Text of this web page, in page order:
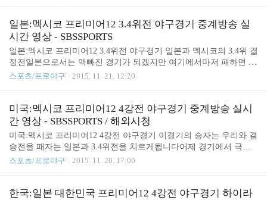
의 노려한 용병술도 대단..포지션별로 선수만 따지고
선수층이나 지원 홈그라운드라는 이점까지 작용한데
다 개최국이라는 이점으로 경기외..
이번대회 메이저리그 40인 로스터에 들어가는 선수
들이 나오지 않았기에 평소의 우리가 하던대로 경기
하면 승산이 높은데 초반의 예봉만 꺽고 결정적인 심
판의 편파만 없다면 충분히 승리할 것으로 예상김광
현은 명예회복의 좋은 기회가 될 경기로 호투하길 기
대초반에 복통으로 컨디션이 안좋았던 이용규와 메
을 기대결승전에는 일본전 멤버중에서 민병헌대신
손아섭이 선발출전 미국선발은 세고비아로 이번대회
2게임에서 방어율 0.82를 기..
일본:멕시코 프리미어12 3.4위전 야구경기 중계방송 실
시간 영상 - SBSSPORTS
일본:멕시코 프리미어12 3.4위전 야구경기 일본과 멕시코의 3.4위 결
정전일본으로서는 맥빠진 경기가 되겠지만 여기에서마저 패하면 더
힘들어질듯..경기는 결과가 나와봐야 아는것 한국:일본 4강전 하이
0 일본 vs 멕시코 결승 11/21 19:00 대한민국 vs 미국 경기 일정 보기 -
http://premier12.wbsc.org/en/tournaments/2015-premier12/schedule-resul
ts/2015-premier12-finals.html경기 중계방송 보기 - http://www.pooq.c
o.kr/premier12/ (로그인필요)S..
스포츠/프로야구 2015. 11. 21. 12:20
미국:멕시코 프리미어12 4강전 야구경기 중계방송 실시
간 영상 - SBSSPORTS / 해외시청
미국:멕시코 프리미어12 4강전 야구경기 이경기의 승자는 우리와 결
승전을 패자는 일본과 3.4위전을 치르게됩니다어제 경기에서 극적
으로 승리하고 결승에 선착한 대한민국 선수들일본의 꼼수에 오히
며 박빙의 경기를 치뤘지만 미국의 경우는 심판판정에 희생당한 패
스포츠/프로야구 2015. 11. 20. 17:00
한국:일본 대한민국 프리미어12 4강전 야구경기 하이라